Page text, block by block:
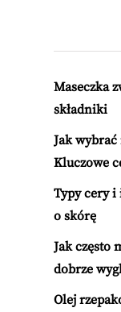
Maseczka
składniki
Jak wybrać
Kluczowe
Typy cery i
o skórę
Jak często
dobrze
Olej